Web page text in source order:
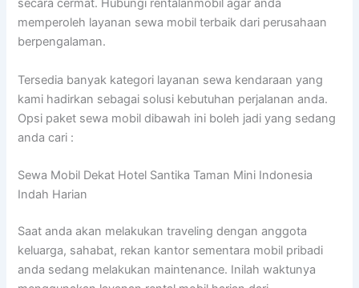
secara cermat. Hubungi rentalanmobil agar anda
memperoleh layanan sewa mobil terbaik dari perusahaan
berpengalaman.
Tersedia banyak kategori layanan sewa kendaraan yang
kami hadirkan sebagai solusi kebutuhan perjalanan anda.
Opsi paket sewa mobil dibawah ini boleh jadi yang sedang
anda cari :
Sewa Mobil Dekat Hotel Santika Taman Mini Indonesia
Indah Harian
Saat anda akan melakukan traveling dengan anggota
keluarga, sahabat, rekan kantor sementara mobil pribadi
anda sedang melakukan maintenance. Inilah waktunya